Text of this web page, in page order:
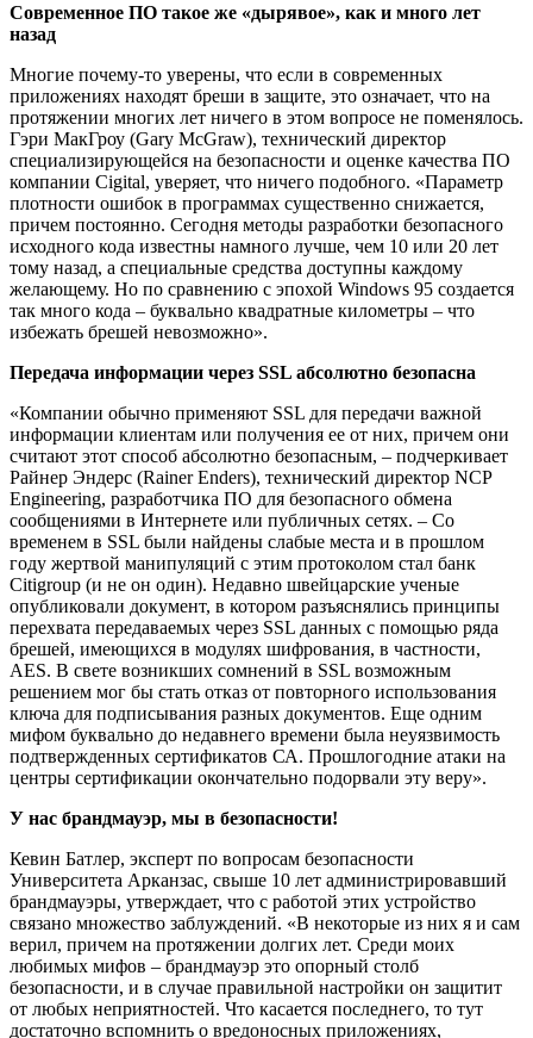
Современное ПО такое же «дырявое», как и много лет
назад
Многие почему-то уверены, что если в современных
приложениях находят бреши в защите, это означает, что на
протяжении многих лет ничего в этом вопросе не поменялось.
Гэри МакГроу (Gary McGraw), технический директор
специализирующейся на безопасности и оценке качества ПО
компании Cigital, уверяет, что ничего подобного. «Параметр
плотности ошибок в программах существенно снижается,
причем постоянно. Сегодня методы разработки безопасного
исходного кода известны намного лучше, чем 10 или 20 лет
тому назад, а специальные средства доступны каждому
желающему. Но по сравнению с эпохой Windows 95 создается
так много кода – буквально квадратные километры – что
избежать брешей невозможно».
Передача информации через SSL абсолютно безопасна
«Компании обычно применяют SSL для передачи важной
информации клиентам или получения ее от них, причем они
считают этот способ абсолютно безопасным, – подчеркивает
Райнер Эндерс (Rainer Enders), технический директор NCP
Engineering, разработчика ПО для безопасного обмена
сообщениями в Интернете или публичных сетях. – Со
временем в SSL были найдены слабые места и в прошлом
году жертвой манипуляций с этим протоколом стал банк
Citigroup (и не он один). Недавно швейцарские ученые
опубликовали документ, в котором разъяснялись принципы
перехвата передаваемых через SSL данных с помощью ряда
брешей, имеющихся в модулях шифрования, в частности,
AES. В свете возникших сомнений в SSL возможным
решением мог бы стать отказ от повторного использования
ключа для подписывания разных документов. Еще одним
мифом буквально до недавнего времени была неуязвимость
подтвержденных сертификатов СА. Прошлогодние атаки на
центры сертификации окончательно подорвали эту веру».
У нас брандмауэр, мы в безопасности!
Кевин Батлер, эксперт по вопросам безопасности
Университета Арканзас, свыше 10 лет администрировавший
брандмауэры, утверждает, что с работой этих устройство
связано множество заблуждений. «В некоторые из них я и сам
верил, причем на протяжении долгих лет. Среди моих
любимых мифов – брандмауэр это опорный столб
безопасности, и в случае правильной настройки он защитит
от любых неприятностей. Что касается последнего, то тут
достаточно вспомнить о вредоносных приложениях,